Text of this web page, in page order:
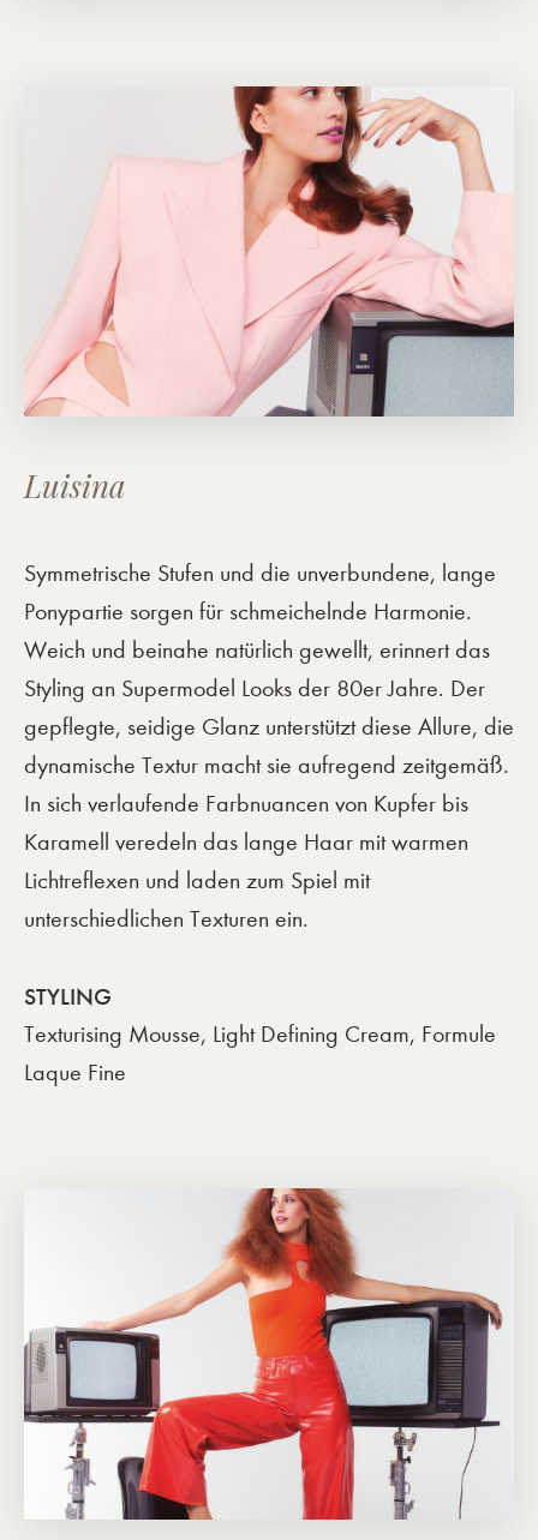
Luisina
Symmetrische Stufen und die unverbundene, lange
Ponypartie sorgen für schmeichelnde Harmonie.
Weich und beinahe natürlich gewellt, erinnert das
Styling an Supermodel Looks der 80er Jahre. Der
gepflegte, seidige Glanz unterstützt diese Allure, die
dynamische Textur macht sie aufregend zeitgemäß.
In sich verlaufende Farbnuancen von Kupfer bis
Karamell veredeln das lange Haar mit warmen
Lichtreflexen und laden zum Spiel mit
unterschiedlichen Texturen ein.
STYLING
Texturising Mousse, Light Defining Cream, Formule
Laque Fine